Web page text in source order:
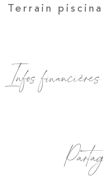
Terrain
Infos financières